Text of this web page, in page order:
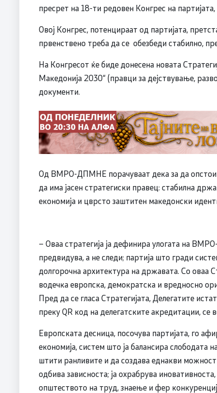
пресрет на 18-ти редовен Конгрес на
Овој Конгрес, потенцираат од партијата,
првенствено треба да се обезбеди стабилно,
На Конгресот ќе биде донесена новата
Македонија 2030“ (правци за дејствување,
документи.
Од ВМРО-ДПМНЕ порачуваат дека за да
да има јасен стратегиски правец: стабилна
економија и цврсто заштитен македонски
– Оваа стратегија ја дефинира улогата на
предвидува, а не следи; партија што гради
долгорочна архитектура на државата. Со
водечка европска, демократска и вредносно
Пред да се гласа Стратегијата, Делегатите
преку QR код на делегатските акредитации, се
Европската десница, посочува партијата, го
економија, систем што ја балансира слободата
штити ранливите и да создава еднакви
одбива зависноста; ја охрабрува
општеството на труд, знаење и фер